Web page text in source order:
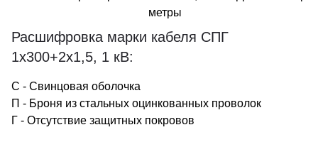
метры
Расшифровка марки кабеля СПГ
1х300+2х1,5, 1 кВ:
С - Свинцовая оболочка
П - Броня из стальных оцинкованных проволок
Г - Отсутствие защитных покровов